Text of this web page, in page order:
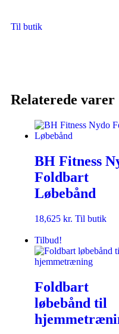
Til butik
Relaterede varer
BH Fitness
Foldbart
Løbebånd
18,625 kr. Til butik
Tilbud!
Foldbart
løbebånd til